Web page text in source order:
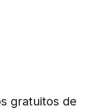
gratuitos de